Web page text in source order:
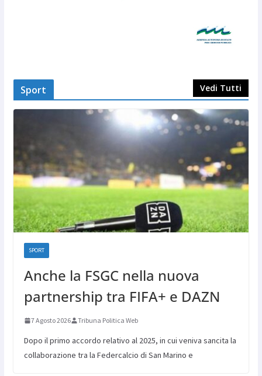
Sport Vedi Tutti
SPORT
Anche la FSGC nella nuova
partnership tra FIFA+ e DAZN
7 Agosto 2026 Tribuna Politica Web
Dopo il primo accordo relativo al 2025, in cui veniva sancita la
collaborazione tra la Federcalcio di San Marino e